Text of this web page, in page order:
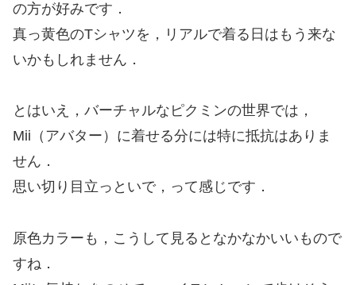
の方が好みです．
真っ黄色のTシャツを，リアルで着る日はもう来な
いかもしれません．
とはいえ，バーチャルなピクミンの世界では，
Mii（アバター）に着せる分には特に抵抗はありま
せん．
思い切り目立っといで，って感じです．
原色カラーも，こうして見るとなかなかいいもので
すね．